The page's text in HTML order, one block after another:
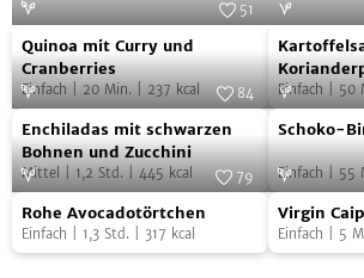
Quinoa
mit
Curry
und
Cranberries
Juliette Chrétien/AT Verlag
51
Quinoa mit Curry und
Cranberries
Einfach 20 Min. 237 kcal
mit
Einfach 50
Enchiladas
mit
schwarzen
Bohnen
und
Foto:
84
Enchiladas mit schwarzen
Bohnen und Zucchini
Mittel 1,2 Std. 445 kcal
Schoko-
Birnen-
Kuchen
Schoko-
Einfach 55
Rohe
Avocadotörtchen
Foto:
79
Rohe Avocadotörtchen
Einfach 1,3 Std. 317 kcal
Virgin
Caipirinha
Virgin
Einfach 5